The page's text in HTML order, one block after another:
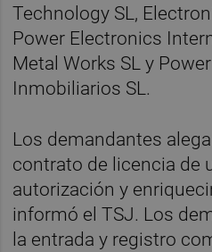
Technology SL,
Power Electronics
Metal Works SL y
Inmobiliarios SL.
Los demandantes
contrato de licencia de
autorización y
informó el TSJ. Los
la entrada y registro